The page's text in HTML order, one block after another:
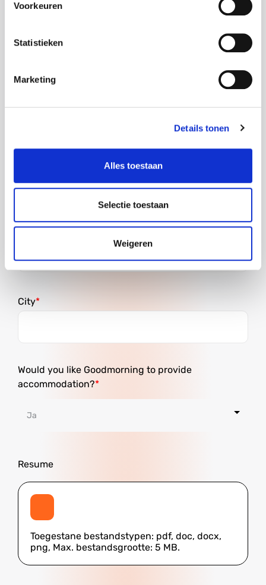
Voorkeuren
Statistieken
Marketing
Details tonen
Alles toestaan
Selectie toestaan
Weigeren
Postal code
City
Would you like Goodmorning to provide
accommodation?
Resume
Toegestane bestandstypen: pdf, doc, docx,
png, Max. bestandsgrootte: 5 MB.